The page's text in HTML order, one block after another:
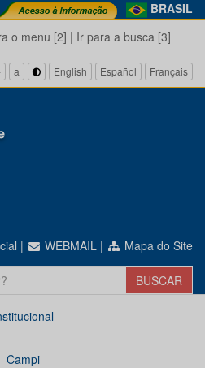
BRASIL
o menu [2] | Ir para a busca [3]
a English Español Français
| WEBMAIL | Mapa do Site
Campi